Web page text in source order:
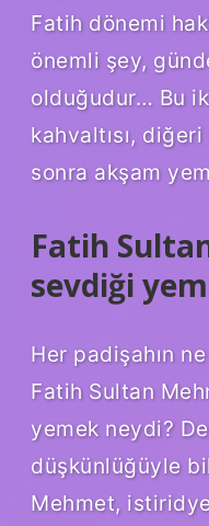
Fatih dönemi
önemli şey,
olduğudur… Bu
kahvaltısı,
sonra akşam
Fatih
sevdiği
Her padişahın
Fatih Sultan
yemek neydi?
düşkünlüğüyle
Mehmet,